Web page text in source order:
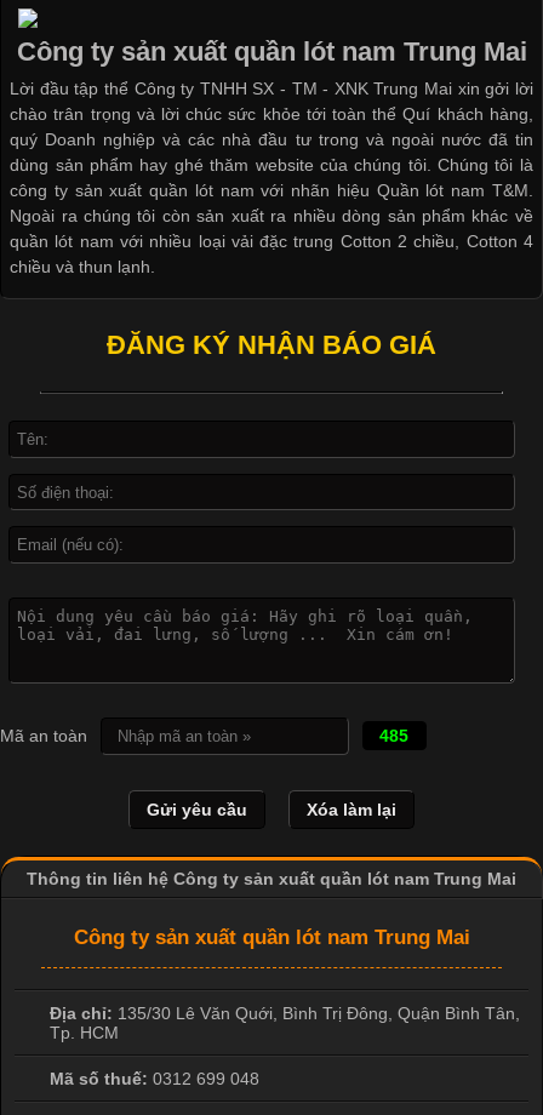
Áo phông là một trong những trang phục phổ biến nhất trong
đời sống hiện đại nhờ sự tiện lợi, thoải mái và dễ phối đồ.
Không chỉ xuất hiện trong thời trang thường ngày, áo phông còn
được ứng dụng rộng rãi trong ngành sản xuất may mặc, đặc
biệt là các sản phẩm từ vải thun. Hiện nay,
Công Nghệ In Chuyển Nhiệt Trong Ngành Thời Trang Hiện
Cập nhật 2026-04-21 15:41:03
In Chuyển Nhiệt Là Gì? Công Nghệ In Hiện Đại Trong Ngành
là một trong những công nghệ phổ biến nhờ khả năng tạo ra
hình ảnh sắc nét và bền màu. Đặc biệt, kỹ thuật này được ứng
dụng rộng rãi trong sản xuất áo thun, đồ thể thao
Vì Sao Cơ Sở Sản Xuất Quần Lót Nam Ưa Chuộng Vải
Cotton?
Vải cotton là một trong những chất liệu được sử dụng rộng rãi
và thấm hút mồ hôi tốt. Đây cũng là loại vải được nhiều công ty
sản xuất quần lót nam lựa chọn để tạo ra các sản phẩm chất
Công ty sản xuất quần lót nam Trung Mai
Lời đầu tập thể Công ty TNHH SX - TM - XNK Trung Mai xin gởi lời
chào trân trọng và lời chúc sức khỏe tới toàn thể Quí khách hàng,
quý Doanh nghiệp và các nhà đầu tư trong và ngoài nước đã tin
dùng sản phẩm hay ghé thăm website của chúng tôi. Chúng tôi là
công ty sản xuất quần lót nam với nhãn hiệu Quần lót nam T&M.
Ngoài ra chúng tôi còn sản xuất ra nhiều dòng sản phẩm khác về
quần lót nam với nhiều loại vải đặc trung Cotton 2 chiều, Cotton 4
chiều và thun lạnh.
ĐĂNG KÝ NHẬN BÁO GIÁ
Mã an toàn 485
Thông tin liên hệ Công ty sản xuất quần lót nam Trung Mai
Công ty sản xuất quần lót nam Trung Mai
Địa chỉ: 135/30 Lê Văn Quới, Bình Trị Đông Quận Bình Tân
Tp. HCM
Mã số thuế: 0312 699 048